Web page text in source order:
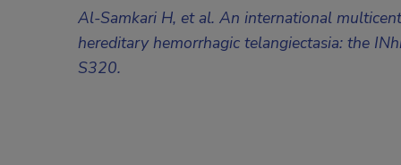
Al-Samkari H, et al. An international
hereditary hemorrhagic telangiectasia: the
S320.